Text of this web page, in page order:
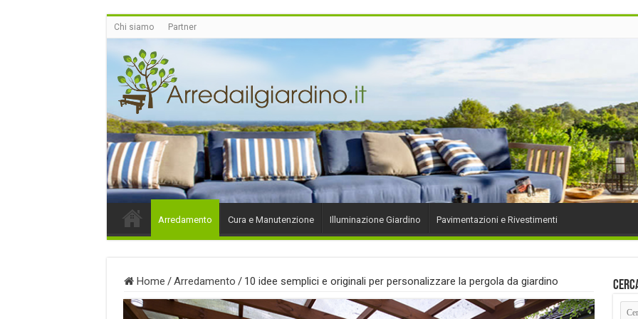
Chi siamo Partner
Arredamento Cura e Manutenzione Illuminazione Giardino Pavimentazioni e Rivestimenti
Home /Arredamento / 10 idee semplici e originali per personalizzare la pergola da giardino